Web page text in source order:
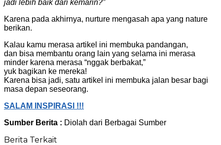
jadi lebih baik dari kemarin?”
Karena pada akhirnya, nurture mengasah apa yang nature
berikan.
Kalau kamu merasa artikel ini membuka pandangan,
dan bisa membantu orang lain yang selama ini merasa
minder karena merasa “nggak berbakat,”
yuk bagikan ke mereka!
Karena bisa jadi, satu artikel ini membuka jalan besar bagi
masa depan seseorang.
SALAM INSPIRASI !!!
Sumber Berita : Diolah dari Berbagai Sumber
Berita Terkait